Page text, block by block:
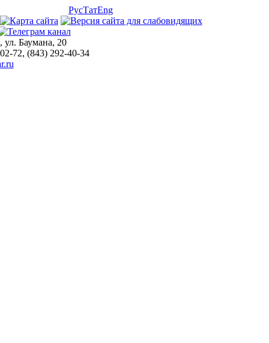
РусТатEng
ул. Баумана, 20
72, (843) 292-40-34